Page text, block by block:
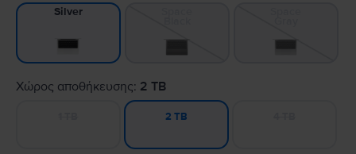
Silver
Χώρος αποθήκευσης: 2 TB
2 TB